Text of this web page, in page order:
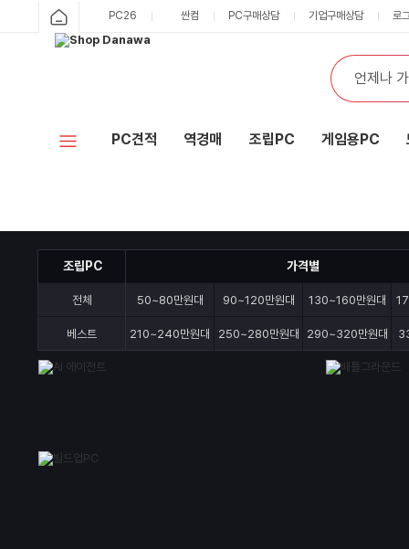
PC26 싼컴 PC구매상담 기업구매상담 로
통
합
검
색
검
색
PC견적 역경매 조립PC 게임용PC
조립PC
전체
베스트
가격별
50~80만원대 90~120만원대 130~160만원대
210~240만원대 250~280만원대 290~320만원대